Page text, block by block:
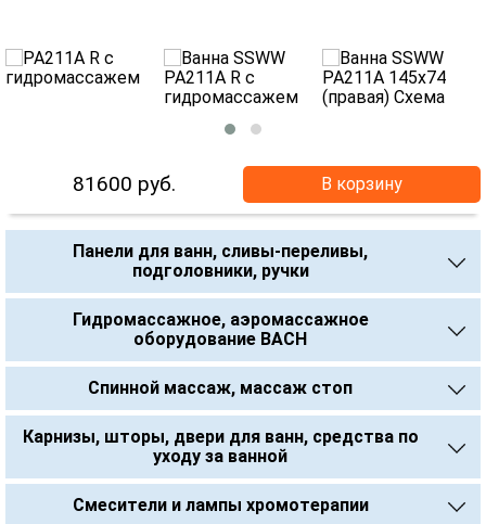
81600 руб. В корзину
Панели для ванн, сливы-переливы,
подголовники, ручки
Гидромассажное, аэромассажное
оборудование BACH
Спинной массаж, массаж стоп
Карнизы, шторы, двери для ванн, средства по
уходу за ванной
Смесители и лампы хромотерапии